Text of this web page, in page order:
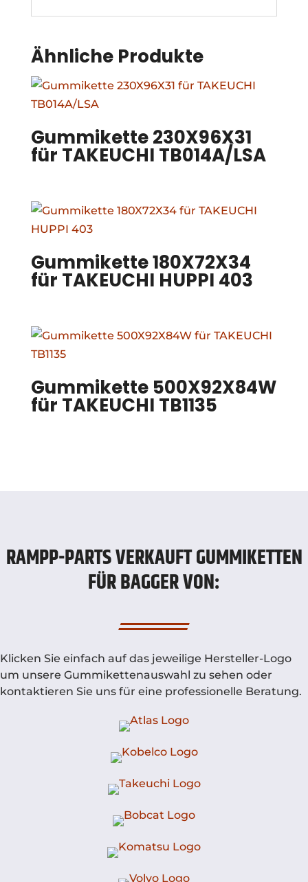
Ähnliche Produkte
Gummikette 230X96X31
für TAKEUCHI TB014A/LSA
Gummikette 180X72X34
für TAKEUCHI HUPPI 403
Gummikette 500X92X84W
für TAKEUCHI TB1135
RAMPP-PARTS VERKAUFT GUMMIKETTEN
FÜR BAGGER VON:
Klicken Sie einfach auf das jeweilige Hersteller-Logo
um unsere Gummikettenauswahl zu sehen oder
kontaktieren Sie uns für eine professionelle Beratung.